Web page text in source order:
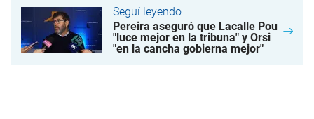
Seguí leyendo
Pereira aseguró que Lacalle Pou
"luce mejor en la tribuna" y Orsi
"en la cancha gobierna mejor"